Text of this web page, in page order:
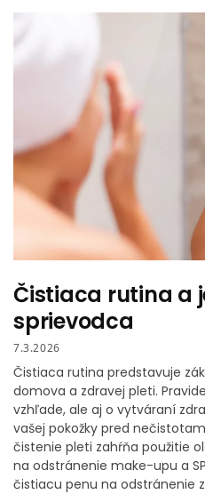
Čistiaca rutina a
sprievodca
7.3.2026
Čistiaca rutina predstavuje
domova a zdravej pleti.
vzhľade, ale aj o vytváraní
vašej pokožky pred
čistenie pleti zahŕňa použitie
na odstránenie make-upu a
čistiacu penu na odstránenie